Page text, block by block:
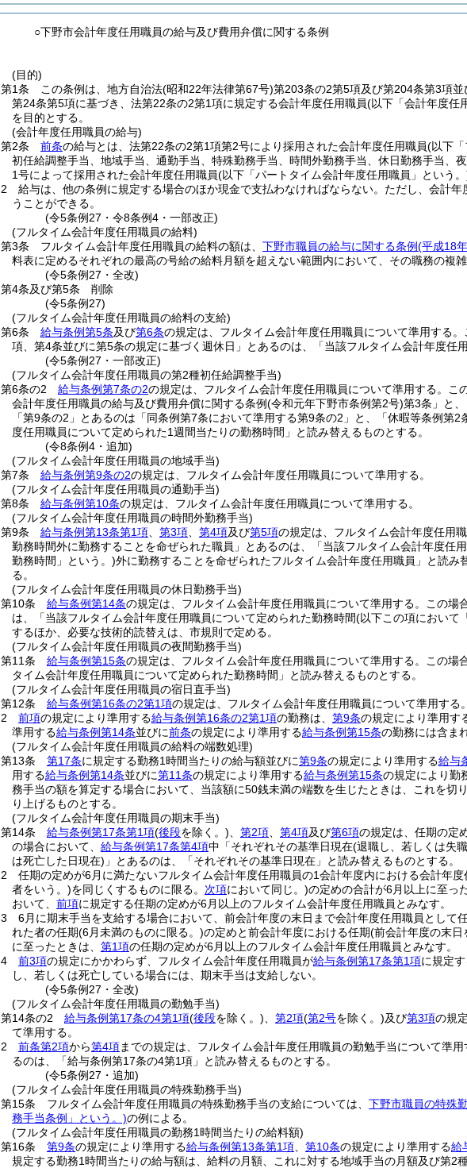
○下野市会計年度任用職員の給与及び費用弁償に関する条例
(目的)
第1条
この条例は、地方自治法(昭和22年法律第67号)第203条の2第5項及び第204条第3項
第24条第5項に基づき、法第22条の2第1項に規定する会計年度任用職員(以下「会計年度任
を目的とする。
(会計年度任用職員の給与)
第2条
前条の給与とは、法第22条の2第1項第2号により採用された会計年度任用職員(以下「
初任給調整手当、地域手当、通勤手当、特殊勤務手当、時間外勤務手当、休日勤務手当、
1号によって採用された会計年度任用職員(以下「パートタイム会計年度任用職員」という
2
給与は、他の条例に規定する場合のほか現金で支払わなければならない。 ただし、会計年
うことができる。
(令5条例27・令8条例4・一部改正)
(フルタイム会計年度任用職員の給料)
第3条
フルタイム会計年度任用職員の給料の額は、 下野市職員の給与に関する条例(平成18
料表に定めるそれぞれの最高の号給の給料月額を超えない範囲内において、その職務の複
(令5条例27・全改)
第4条及び第5条
削除
(令5条例27)
(フルタイム会計年度任用職員の給料の支給)
第6条
給与条例第5条及び第6条の規定は、フルタイム会計年度任用職員について準用する。
項、第4条並びに第5条の規定に基づく週休日」とあるのは、「当該フルタイム会計年度任
(令5条例27・一部改正)
(フルタイム会計年度任用職員の第2種初任給調整手当)
第6条の2
給与条例第7条の2の規定は、フルタイム会計年度任用職員について準用する。 こ
会計年度任用職員の給与及び費用弁償に関する条例(令和元年下野市条例第2号)第3条」と
「第9条の2」とあるのは「同条例第7条において準用する第9条の2」と、「休暇等条例第
度任用職員について定められた1週間当たりの勤務時間」と読み替えるものとする。
(令8条例4・追加)
(フルタイム会計年度任用職員の地域手当)
第7条
給与条例第9条の2の規定は、フルタイム会計年度任用職員について準用する。
(フルタイム会計年度任用職員の通勤手当)
第8条
給与条例第10条の規定は、フルタイム会計年度任用職員について準用する。
(フルタイム会計年度任用職員の時間外勤務手当)
第9条
給与条例第13条第1項 第3項 第4項及び第5項の規定は、フルタイム会計年度任用
勤務時間外に勤務することを命ぜられた職員」とあるのは、「当該フルタイム会計年度任
勤務時間」という。)外に勤務することを命ぜられたフルタイム会計年度任用職員」と読
る。
(フルタイム会計年度任用職員の休日勤務手当)
第10条
給与条例第14条の規定は、フルタイム会計年度任用職員について準用する。 この場
は、「当該フルタイム会計年度任用職員について定められた勤務時間(以下この項において
するほか、必要な技術的読替えは、市規則で定める。
(フルタイム会計年度任用職員の夜間勤務手当)
第11条
給与条例第15条の規定は、フルタイム会計年度任用職員について準用する。 この場
タイム会計年度任用職員について定められた勤務時間」と読み替えるものとする。
(フルタイム会計年度任用職員の宿日直手当)
第12条
給与条例第16条の2第1項の規定は、フルタイム会計年度任用職員について準用する。
2
前項の規定により準用する給与条例第16条の2第1項の勤務は、 第9条の規定により準用す
準用する給与条例第14条並びに前条の規定により準用する給与条例第15条の勤務には含ま
(フルタイム会計年度任用職員の給料の端数処理)
第13条
第17条に規定する勤務1時間当たりの給与額並びに第9条の規定により準用する給与
用する給与条例第14条並びに第11条の規定により準用する給与条例第15条の規定により勤
務手当の額を算定する場合において、当該額に50銭未満の端数を生じたときは、これを
り上げるものとする。
(フルタイム会計年度任用職員の期末手当)
第14条
給与条例第17条第1項(後段を除く。) 第2項 第4項及び第6項の規定は、任期の定
の場合において、 給与条例第17条第4項中「それぞれその基準日現在(退職し、若しくは失
は死亡した日現在) 」とあるのは、「それぞれその基準日現在」と読み替えるものとする。
2
任期の定めが6月に満たないフルタイム会計年度任用職員の1会計年度内における会計年
者をいう。)を同じくするものに限る。 次項において同じ。)の定めの合計が6月以上に至っ
おいて、 前項に規定する任期の定めが6月以上のフルタイム会計年度任用職員とみなす。
3
6月に期末手当を支給する場合において、前会計年度の末日まで会計年度任用職員として
れた者の任期(6月未満のものに限る。)の定めと前会計年度における任期(前会計年度の末日
に至ったときは、 第1項の任期の定めが6月以上のフルタイム会計年度任用職員とみなす。
4
前3項の規定にかかわらず、フルタイム会計年度任用職員が給与条例第17条第1項に規定
し、若しくは死亡している場合には、期末手当は支給しない。
(令5条例27・全改)
(フルタイム会計年度任用職員の勤勉手当)
第14条の2
給与条例第17条の4第1項(後段を除く。) 第2項(第2号を除く。)及び第3項の規
て準用する。
2
前条第2項から第4項までの規定は、フルタイム会計年度任用職員の勤勉手当について準用
るのは、「給与条例第17条の4第1項」と読み替えるものとする。
(令5条例27・追加)
(フルタイム会計年度任用職員の特殊勤務手当)
第15条
フルタイム会計年度任用職員の特殊勤務手当の支給については、 下野市職員の特殊
務手当条例」という。)の例による。
(フルタイム会計年度任用職員の勤務1時間当たりの給料額)
第16条
第9条の規定により準用する給与条例第13条第1項 第10条の規定により準用する給
規定する勤務1時間当たりの給与額は、給料の月額、これに対する地域手当の月額及び第